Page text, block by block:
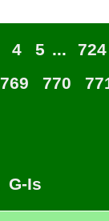
4 5 ...
724
769 770
G-Is